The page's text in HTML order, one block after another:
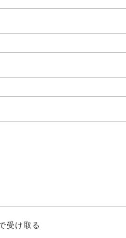
受け取る